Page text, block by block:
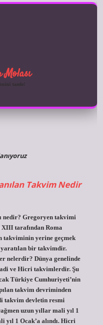
tazele!
Takvim Nedir
nedir? Gregoryen takvimi
tarafından Roma
takviminin yerine geçmek
yaratılan bir takvimdir.
nelerdir? Dünya genelinde
ve Hicri takvimlerdir. Şu
Türkiye Cumhuriyeti’nin
takvim devriminden
takvim devletin resmi
uzun yıllar mali yıl 1
yıl 1 Ocak’a alındı. Hicri